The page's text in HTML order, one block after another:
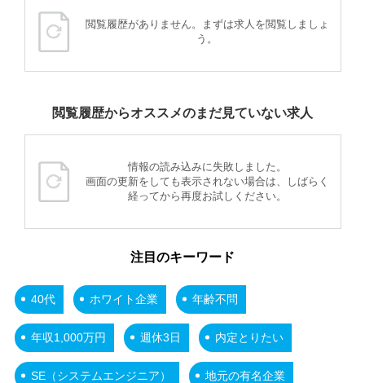
閲覧履歴がありません。まずは求人を閲覧しましょ
う。
閲覧履歴からオススメのまだ見ていない求人
情報の読み込みに失敗しました。
画面の更新をしても表示されない場合は、しばらく
経ってから再度お試しください。
注目のキーワード
40代 ホワイト企業 年齢不問
年収1,000万円 週休3日 内定とりたい
SE（システムエンジニア） 地元の有名企業